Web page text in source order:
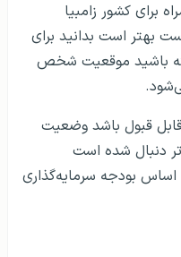
کشور زامبیا
بهتر است بدانید برای
باشید موقعیت شخص
قبول باشد وضعیت
دنبال شده است
اساس بودجه سرمایه‌گذاری